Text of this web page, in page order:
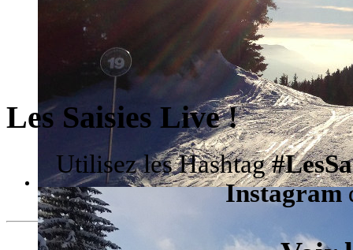
Les Saisies Live !
Utilisez les Hashtag
Instagram